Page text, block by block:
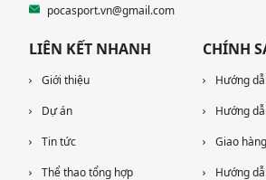
pocasport.vn@gmail.com
LIÊN KẾT NHANH
Giới thiệu
Dự án
Tin tức
Thể thao tổng hợp
CHÍNH
Hướng
Hướng
Giao
Hướng